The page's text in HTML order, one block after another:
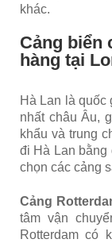
khác.
Cảng biển
hàng tại
Hà Lan là quốc
nhất châu Âu,
khẩu và trung
đi Hà Lan
chọn các cảng
Cảng
tâm vận
Rotterdam có